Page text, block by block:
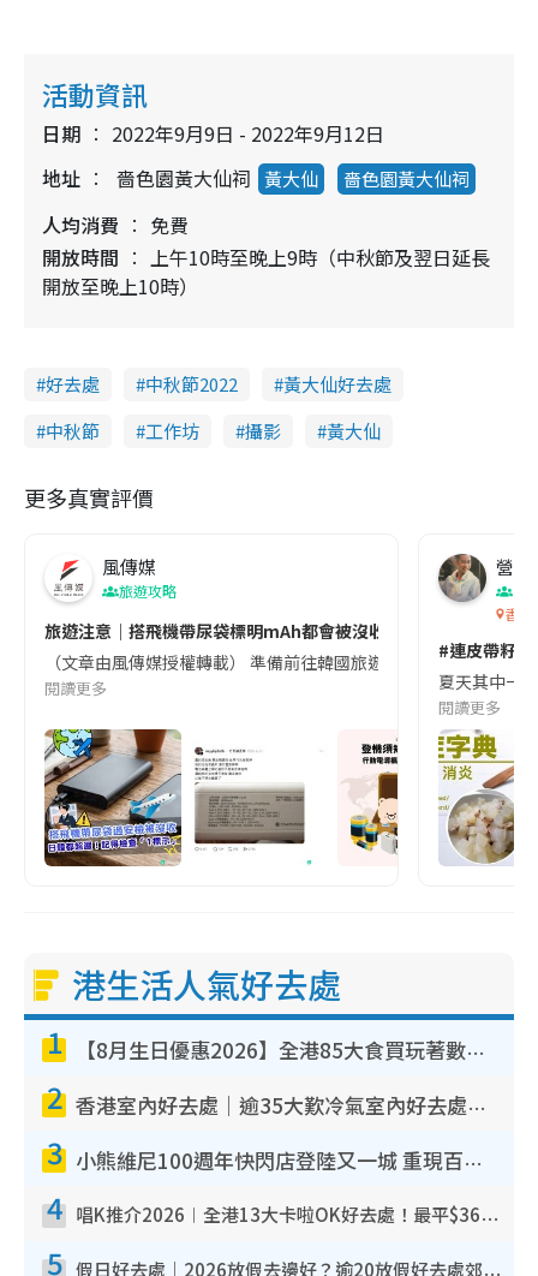
活動資訊
日期
2022年9月9日 - 2022年9月12日
地址
嗇色園黃大仙祠 黃大仙 嗇色園黃大仙祠
人均消費
免費
開放時間
上午10時至晚上9時（中秋節及翌日延長
開放至晚上10時）
好去處 中秋節2022
黃大仙好去處
中秋節
工作坊 攝影 黃大仙
更多真實評價
風傳媒
旅遊攻略
旅遊注意｜搭飛機帶尿袋標明mAh都會被沒收😱出發前切記檢查
（文章由風傳媒授權轉載） 準備前往韓國旅遊的民眾，近期要
閱讀更多
營養
香港
#連皮帶籽
夏天其中一
閱讀更多
港生活人氣好去處
1 【8月生日優惠2026】全港85大食買玩著數攻略 自助餐/火鍋放題同行免費＋誠品/DONKI送現金券
2 香港室內好去處｜逾35大歎冷氣室內好去處推介 室內活動免費避雨無懼落雨
3 小熊維尼100週年快閃店登陸又一城 重現百畝森林經典場景／獨家限定盲盒登場／專屬DIY香水
4 唱K推介2026︱全港13大卡啦OK好去處！最平$36起 日文K都有！(附地址+收費詳情)
5